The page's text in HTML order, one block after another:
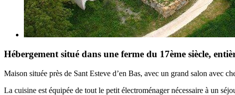
Hébergement situé dans une ferme du 17ème siècle,
Maison située près de Sant Esteve d’en Bas, avec un grand salon avec
La cuisine est équipée de tout le petit électroménager nécessaire à un